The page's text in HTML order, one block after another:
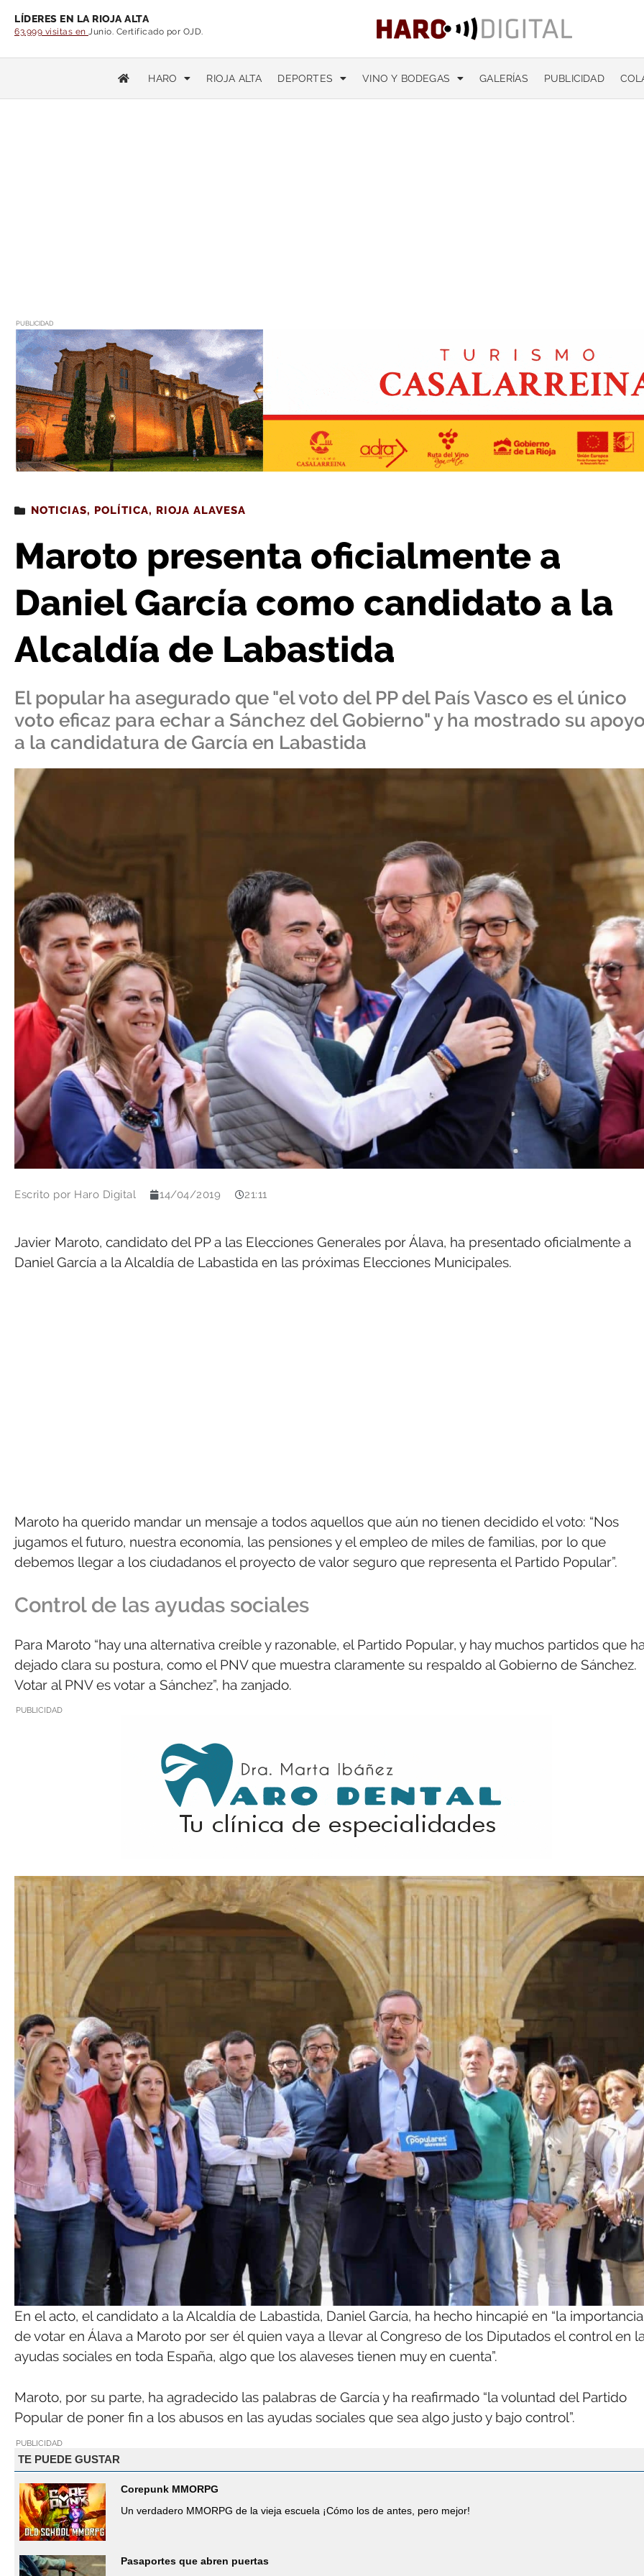
LÍDERES EN LA RIOJA ALTA
63.999 visitas en Junio. Certificado por OJD.
HARO RIOJA ALTA DEPORTES VINO Y BODEGAS GALERÍAS PUBLICIDAD
PUBLICIDAD
Estás leyendo : Maroto presenta oficialmente a Daniel García como candidato a la Alcaldía de Labastida
NOTICIAS, POLÍTICA, RIOJA ALAVESA
Maroto presenta oficialmente a
Daniel García como candidato a la
Alcaldía de Labastida
El popular ha asegurado que "el voto del PP del País Vasco es el único
voto eficaz para echar a Sánchez del Gobierno" y ha mostrado su
a la candidatura de García en Labastida
Escrito por Haro Digital 14/04/2019 21:11
Javier Maroto, candidato del PP a las Elecciones Generales por Álava, ha presentado oficialmente a
Daniel García a la Alcaldía de Labastida en las próximas Elecciones Municipales.
Maroto ha querido mandar un mensaje a todos aquellos que aún no tienen decidido el voto: “Nos
jugamos el futuro, nuestra economía, las pensiones y el empleo de miles de familias, por lo que
debemos llegar a los ciudadanos el proyecto de valor seguro que representa el Partido Popular”.
Control de las ayudas sociales
Para Maroto “hay una alternativa creíble y razonable, el Partido Popular, y hay muchos partidos que
dejado clara su postura, como el PNV que muestra claramente su respaldo al Gobierno de Sánchez.
Votar al PNV es votar a Sánchez”, ha zanjado.
PUBLICIDAD
En el acto, el candidato a la Alcaldía de Labastida, Daniel García, ha hecho hincapié en “la importancia
de votar en Álava a Maroto por ser él quien vaya a llevar al Congreso de los Diputados el control en
ayudas sociales en toda España, algo que los alaveses tienen muy en cuenta”.
Maroto, por su parte, ha agradecido las palabras de García y ha reafirmado “la voluntad del Partido
Popular de poner fin a los abusos en las ayudas sociales que sea algo justo y bajo control”.
PUBLICIDAD
TE PUEDE GUSTAR
Corepunk MMORPG
Un verdadero MMORPG de la vieja escuela ¡Cómo los de antes, pero mejor!
Pasaportes que abren puertas